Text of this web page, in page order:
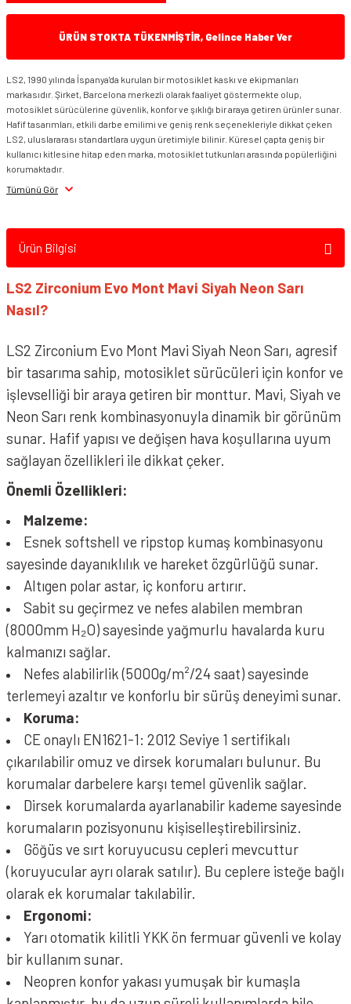
ÜRÜN STOKTA TÜKENMİŞTİR, Gelince Haber Ver
LS2, 1990 yılında İspanya'da kurulan bir motosiklet kaskı ve ekipmanları
markasıdır. Şirket, Barcelona merkezli olarak faaliyet göstermekte olup,
motosiklet sürücülerine güvenlik, konfor ve şıklığı bir araya getiren ürünler sunar.
Hafif tasarımları, etkili darbe emilimi ve geniş renk seçenekleriyle dikkat çeken
LS2, uluslararası standartlara uygun üretimiyle bilinir. Küresel çapta geniş bir
kullanıcı kitlesine hitap eden marka, motosiklet tutkunları arasında popülerliğini
korumaktadır.
Tümünü Gör
Ürün Bilgisi
LS2 Zirconium Evo Mont Mavi Siyah Neon Sarı
Nasıl?
LS2 Zirconium Evo Mont Mavi Siyah Neon Sarı, agresif
bir tasarıma sahip, motosiklet sürücüleri için konfor ve
işlevselliği bir araya getiren bir monttur. Mavi, Siyah ve
Neon Sarı renk kombinasyonuyla dinamik bir görünüm
sunar. Hafif yapısı ve değişen hava koşullarına uyum
sağlayan özellikleri ile dikkat çeker.
Önemli Özellikleri:
Malzeme:
Esnek softshell ve ripstop kumaş kombinasyonu
sayesinde dayanıklılık ve hareket özgürlüğü sunar.
Altıgen polar astar, iç konforu artırır.
Sabit su geçirmez ve nefes alabilen membran
(8000mm H₂O) sayesinde yağmurlu havalarda kuru
kalmanızı sağlar.
Nefes alabilirlik (5000g/m²/24 saat) sayesinde
terlemeyi azaltır ve konforlu bir sürüş deneyimi sunar.
Koruma:
CE onaylı EN1621-1: 2012 Seviye 1 sertifikalı
çıkarılabilir omuz ve dirsek korumaları bulunur. Bu
korumalar darbelere karşı temel güvenlik sağlar.
Dirsek korumalarda ayarlanabilir kademe sayesinde
korumaların pozisyonunu kişiselleştirebilirsiniz.
Göğüs ve sırt koruyucusu cepleri mevcuttur
(koruyucular ayrı olarak satılır). Bu ceplere isteğe bağlı
olarak ek korumalar takılabilir.
Ergonomi:
Yarı otomatik kilitli YKK ön fermuar güvenli ve kolay
bir kullanım sunar.
Neopren konfor yakası yumuşak bir kumaşla